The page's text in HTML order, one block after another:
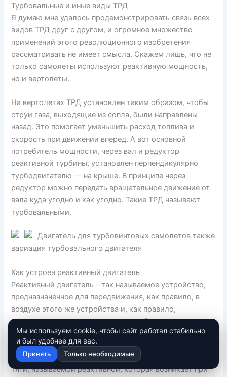
Турбовальные и иные виды ТРД
Я думаю мне удалось продемонстрировать связь всех
видов ТРД друг с другом, и огромное множество
применений этого революционного изобретения
рассматривать не имеет смысла. Скажем лишь, что не
только самолеты используют реактивную мощность,
но и вертолеты.
На вертолетах ТРД установлен таким образом, чтобы
струи газа, выходящие из сопла, были направлены
назад. Это помогает уменьшить расход топлива и
скорость при движении вперед. А вот основной
потребитель мощности, через вал и редуктор
реактивной турбины, установлен перпендикулярно
турбодвигателю — на крыше. В принципе через
редуктор можно передать вращательное движение от
вала куда угодно и как угодно. Такие ТРД называют
турбовальными.
Двигатель для турбовинтовых самолетов также
вариация турбовального двигателя
Как устроен реактивный двигатель
Реактивный двигатель – так называемое устройство,
предназначенное для передвижения, как правило, в
воздухе этого же устройства и, как правило,
сопряженное совместно с каким-либо агрегатом
(аппаратом для полетов).
Перемещение двигателя производится за счет силы
тяги, называемой реактивной, которая возникает при
Мы используем cookie, чтобы сайт работал стабильно
и был удобнее для вас.
Принять Только необходимые